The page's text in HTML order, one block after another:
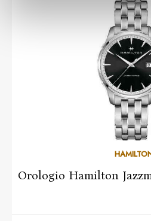
Orologio Hamilton